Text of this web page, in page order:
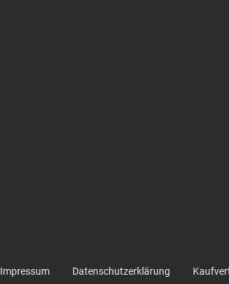
Impressum Datenschutzerklärung